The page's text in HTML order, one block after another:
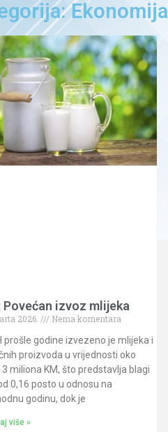
Ekonomija
Povećan izvoz mlijeka
2026.
Nema komentara
prošle godine izvezeno je mlijeka i
proizvoda u vrijednosti oko
miliona KM, što predstavlja blagi
0,16 posto u odnosu na
godinu, dok je
više »